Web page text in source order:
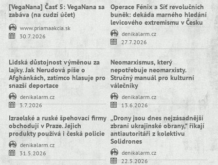
[VegaNana] Časť 5: VegaNana sa
zabáva (na cudzí účet)
www.priamaakcia.sk
30.7.2026
Operace Fénix a Síť revolučních
buněk: dekáda marného hledání
levicového extremismu v Česku
denikalarm.cz
27.7.2026
Lidská důstojnost výměnou za
lajky. Jak Nerudová píše o
Afghánkách, zatímco hlasuje pro
snazší deportace
denikalarm.cz
3.7.2026
Neomarxismus, který
nepotřebuje neomarxisty.
Stručný manuál pro kulturní
válečníky
denikalarm.cz
13.6.2026
Izraelské a ruské špehovací firmy
obchodují v Praze. Jejich
produkty používá i česká policie
denikalarm.cz
31.5.2026
„Drony jsou dnes nejzásadnější
zbraní ukrajinské obrany,“ říkají
antiautoritáři z kolektivu
Solidrones
denikalarm.cz
22.5.2026